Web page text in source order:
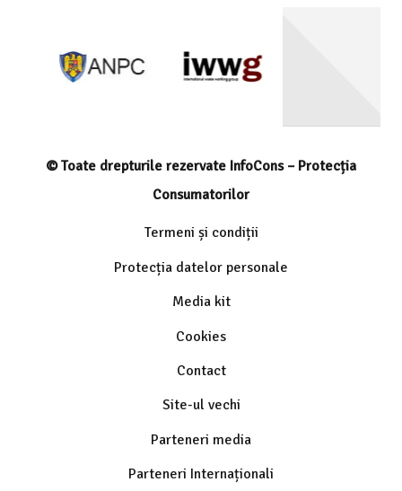
© Toate drepturile rezervate InfoCons – Protecția
Consumatorilor
Termeni și condiții
Protecția datelor personale
Media kit
Cookies
Contact
Site-ul vechi
Parteneri media
Parteneri Internaționali